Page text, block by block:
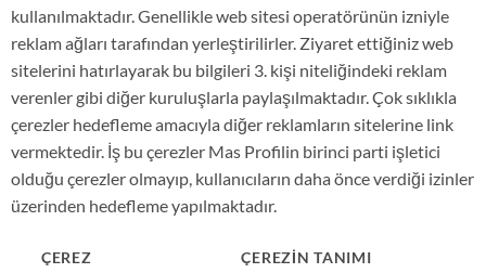
kullanılmaktadır. Genellikle web sitesi operatörünün izniyle
reklam ağları tarafından yerleştirilirler. Ziyaret ettiğiniz web
sitelerini hatırlayarak bu bilgileri 3. kişi niteliğindeki reklam
verenler gibi diğer kuruluşlarla paylaşılmaktadır. Çok sıklıkla
çerezler hedefleme amacıyla diğer reklamların sitelerine link
vermektedir. İş bu çerezler Mas Profilin birinci parti işletici
olduğu çerezler olmayıp, kullanıcıların daha önce verdiği izinler
üzerinden hedefleme yapılmaktadır.
ÇEREZ
ÇEREZİN TANIMI